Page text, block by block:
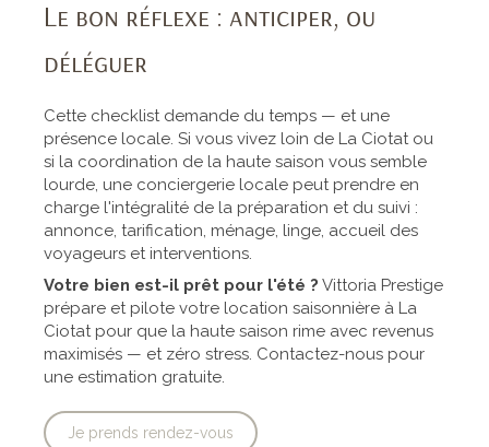
Le bon réflexe : anticiper, ou
déléguer
Cette checklist demande du temps — et une
présence locale. Si vous vivez loin de La Ciotat ou
si la coordination de la haute saison vous semble
lourde, une conciergerie locale peut prendre en
charge l'intégralité de la préparation et du suivi :
annonce, tarification, ménage, linge, accueil des
voyageurs et interventions.
Votre bien est-il prêt pour l'été ? Vittoria Prestige
prépare et pilote votre location saisonnière à La
Ciotat pour que la haute saison rime avec revenus
maximisés — et zéro stress. Contactez-nous pour
une estimation gratuite.
Je prends rendez-vous